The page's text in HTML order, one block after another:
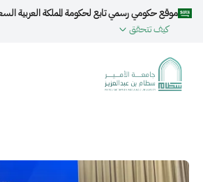
تجاوز إلى المحتوى الرئيسي
موقع حكومي رسمي تابع لحكومة المملكة العربية
كيف تتحقق
الصورة